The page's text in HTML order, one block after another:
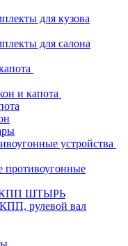
для кузова
для салона
и капота
устройства
противоугонные
КПП ШТЫРЬ
рулевой вал